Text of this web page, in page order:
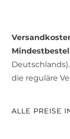
die reguläre
ALLE PREISE